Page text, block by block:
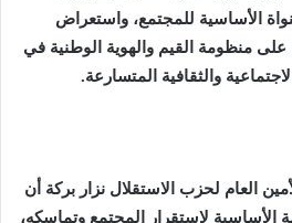
الأساسية للمجتمع، واستعراض
على منظومة القيم والهوية الوطنية في
والثقافية المتسارعة.
العام لحزب الاستقلال نزار بركة أن
الأساسية لاستقرار المجتمع وتماسكه،